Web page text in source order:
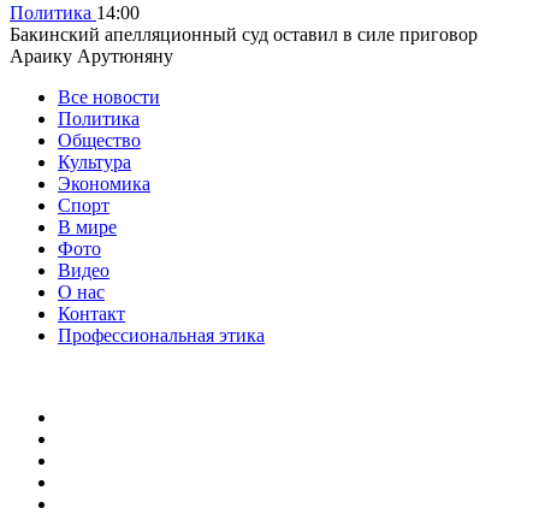
Политика 14:00
Бакинский апелляционный суд оставил в силе приговор
Араику Арутюняну
Все новости
Политика
Общество
Культура
Экономика
Спорт
В мире
Фото
Видео
О нас
Контакт
Профессиональная этика